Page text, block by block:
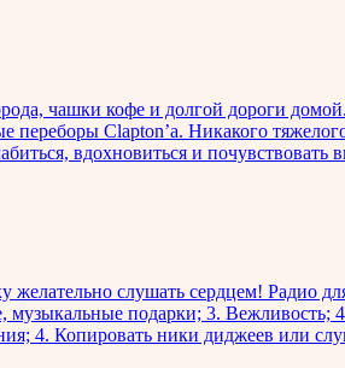
чашки кофе и долгой дороги
Clapton’а. Никакого
вдохновиться и почувствовать
слушать сердцем! Радио
подарки; 3. Вежливость;
4. Копировать ники диджеев или